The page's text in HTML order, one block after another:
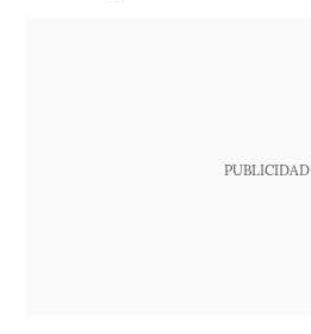
PUBLICIDAD